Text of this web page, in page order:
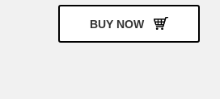
BUY NOW